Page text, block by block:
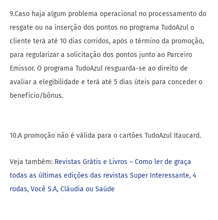
9.Caso haja algum problema operacional no processamento do
resgate ou na inserção dos pontos no programa TudoAzul o
cliente terá até 10 dias corridos, após o término da promoção,
para regularizar a solicitação dos pontos junto ao Parceiro
Emissor. O programa TudoAzul resguarda-se ao direito de
avaliar a elegibilidade e terá até 5 dias úteis para conceder o
benefício/bônus.
10.A promoção não é válida para o cartões TudoAzul Itaucard.
Veja também: Revistas Grátis e Livros – Como ler de graça
todas as últimas edições das revistas Super Interessante, 4
rodas, Você S.A, Cláudia ou Saúde